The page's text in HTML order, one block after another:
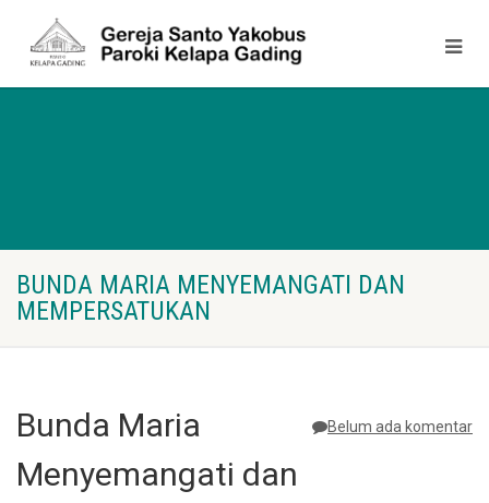
BUNDA MARIA MENYEMANGATI DAN
MEMPERSATUKAN
Belum ada komentar
Bunda Maria
Menyemangati dan